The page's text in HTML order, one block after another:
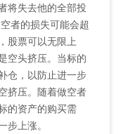
将失去他的全部投
者的损失可能会超
股票可以无限上
空头挤压。当标的
仓，以防止进一步
挤压。随着做空者
的资产的购买需
上涨。